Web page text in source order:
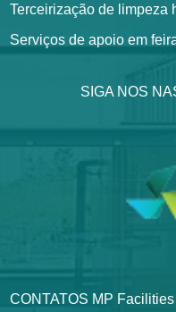
Terceirização de limpeza
Serviços de apoio em
SIGA NOS
CONTATOS MP Facilities